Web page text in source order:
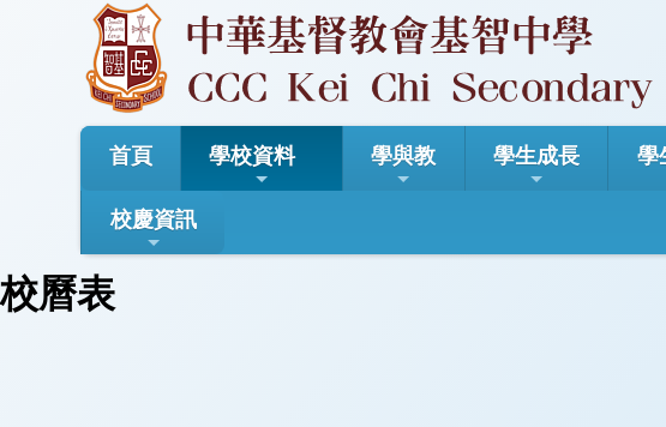
首頁 學校資料 學與教 學生成長 學
校慶資訊
校曆表